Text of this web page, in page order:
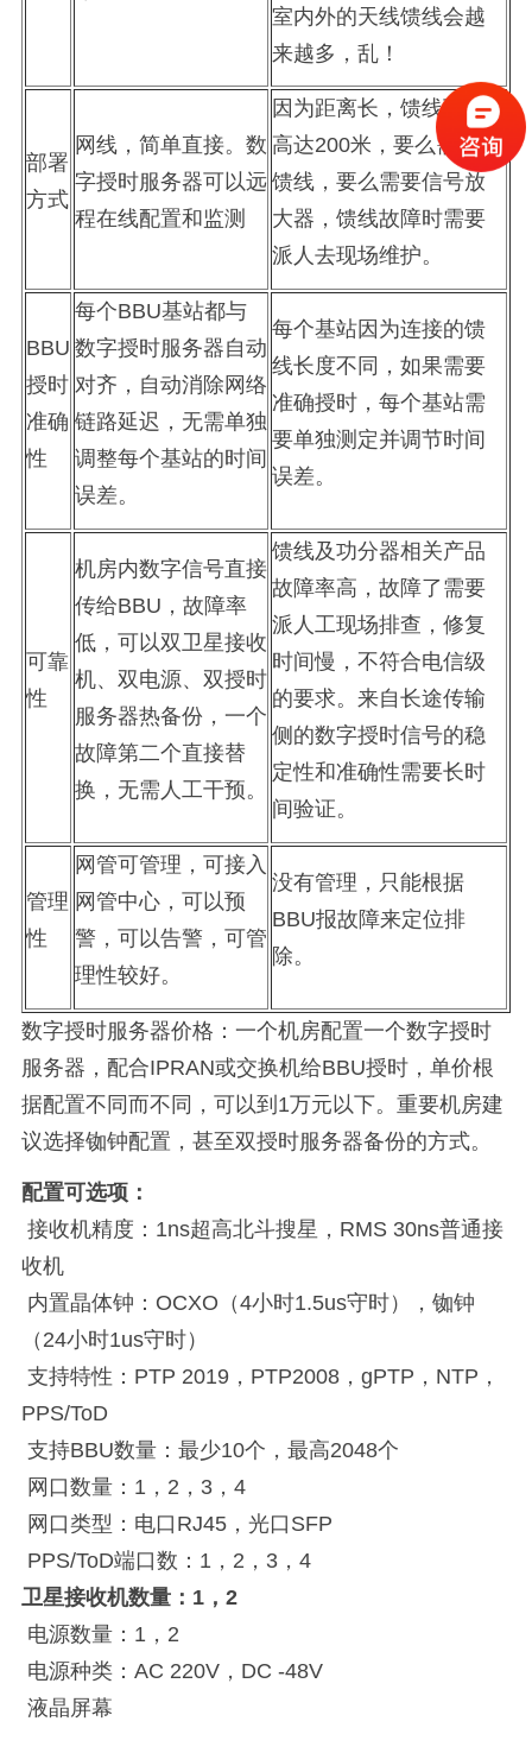
室内外的天线馈线会越
来越多，乱！
部署
方式
网线，简单直接。数
字授时服务器可以远
程在线配置和监测
因为距离长，馈线可能
高达200米，要么需要粗
馈线，要么需要信号放
大器，馈线故障时需要
派人去现场维护。
BBU
授时
准确
性
每个BBU基站都与
数字授时服务器自动
对齐，自动消除网络
链路延迟，无需单独
调整每个基站的时间
误差。
每个基站因为连接的馈
线长度不同，如果需要
准确授时，每个基站需
要单独测定并调节时间
误差。
可靠
性
机房内数字信号直接
传给BBU ，故障率
低，可以双卫星接收
机、双电源、双授时
服务器热备份，一个
故障第二个直接替
换，无需人工干预。
馈线及功分器相关产品
故障率高，故障了需要
派人工现场排查，修复
时间慢，不符合电信级
的要求。来自长途传输
侧的数字授时信号的稳
定性和准确性需要长时
间验证。
管理
性
网管可管理， 可接入
网管中心，可以预
警，可以告警，可管
理性较好。
没有管理，只能根据
BBU报故障来定位排
除。
数字授时服务器价格：一个机房配置一个数字授时
服务器，配合IPRAN或交换机给BBU授时，单价根
据配置不同而不同，可以到1万元以下。重要机房建
议选择铷钟配置，甚至双授时服务器备份的方式。
配置可选项：
接收机精度：1ns超高北斗搜星，RMS 30ns普通接
收机
内置晶体钟：OCXO（4小时1.5us守时），铷钟
（24小时1us守时）
支持特性：PTP 2019，PTP2008，gPTP，NTP，
PPS/ToD
支持BBU数量：最少10个，最高2048个
网口数量：1，2，3，4
网口类型：电口RJ45，光口SFP
PPS/ToD端口数：1，2，3，4
卫星接收机数量：1，2
电源数量：1，2
电源种类：AC 220V，DC -48V
液晶屏幕